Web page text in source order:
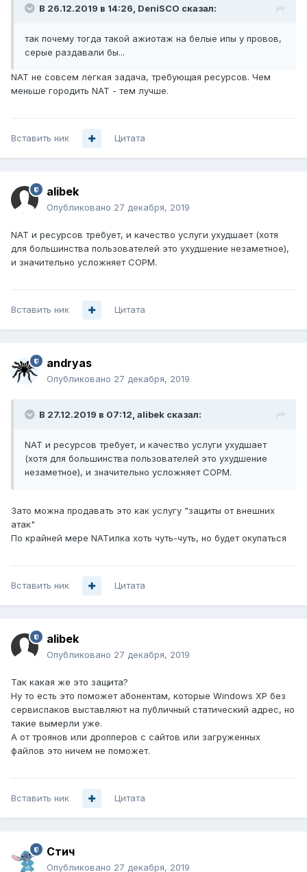
В 26.12.2019 в 14:26, DeniSCO сказал:
так почему тогда такой ажиотаж на белые ипы у провов,
серые раздавали бы...
NAT не совсем легкая задача, требующая ресурсов. Чем
меньше городить NAT - тем лучше.
Вставить ник Цитата
alibek
Опубликовано 27 декабря, 2019
NAT и ресурсов требует, и качество услуги ухудшает (хотя
для большинства пользователей это ухудшение незаметное),
и значительно усложняет СОРМ.
Вставить ник Цитата
andryas
Опубликовано 27 декабря, 2019
В 27.12.2019 в 07:12, alibek сказал:
NAT и ресурсов требует, и качество услуги ухудшает
(хотя для большинства пользователей это ухудшение
незаметное), и значительно усложняет СОРМ.
Зато можна продавать это как услугу "защиты от внешних
атак"
По крайней мере NATилка хоть чуть-чуть, но будет окупаться
Вставить ник Цитата
alibek
Опубликовано 27 декабря, 2019
Так какая же это защита?
Ну то есть это поможет абонентам, которые Windows XP без
сервиспаков выставляют на публичный статический адрес, но
такие вымерли уже.
А от троянов или дропперов с сайтов или загруженных
файлов это ничем не поможет.
Вставить ник Цитата
Стич
Опубликовано 27 декабря, 2019